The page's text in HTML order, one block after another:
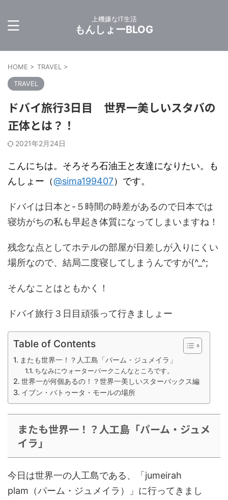
上機嫌なIT生活
もんしょーBLOG
HOME > TRAVEL >
TRAVEL
ドバイ旅行3日目 世界一美しいスタバの
正体とは？！
2021年2月24日
こんにちは。そろそろ石油王と友達になりたい。も
んしょー（@sima199407）です。
ドバイは日本と-５時間の時差があるので日本では
寝坊がちの私も早起き体質になってしまいますね！
残念な点としてホテルの部屋が日差しが入りにくい
場所なので、結局二度寝してしまうんですが(^_^;
そんなことはともかく！
ドバイ旅行３日目頑張って行きましょー
Table of Contents
またも世界一！？人工島「パーム・ジュメイラ」
ちなみにウォーターパークこんなところです。
世界一が何個あるの！？世界一美しいスターバックス編
イブン・バトゥータ・モールの場所
またも世界一！？人工島「パーム・ジュメ
イラ」
今日は世界一の人工島である、
「jumeirah
plam（パーム・ジュメイラ）」 に行ってきまし